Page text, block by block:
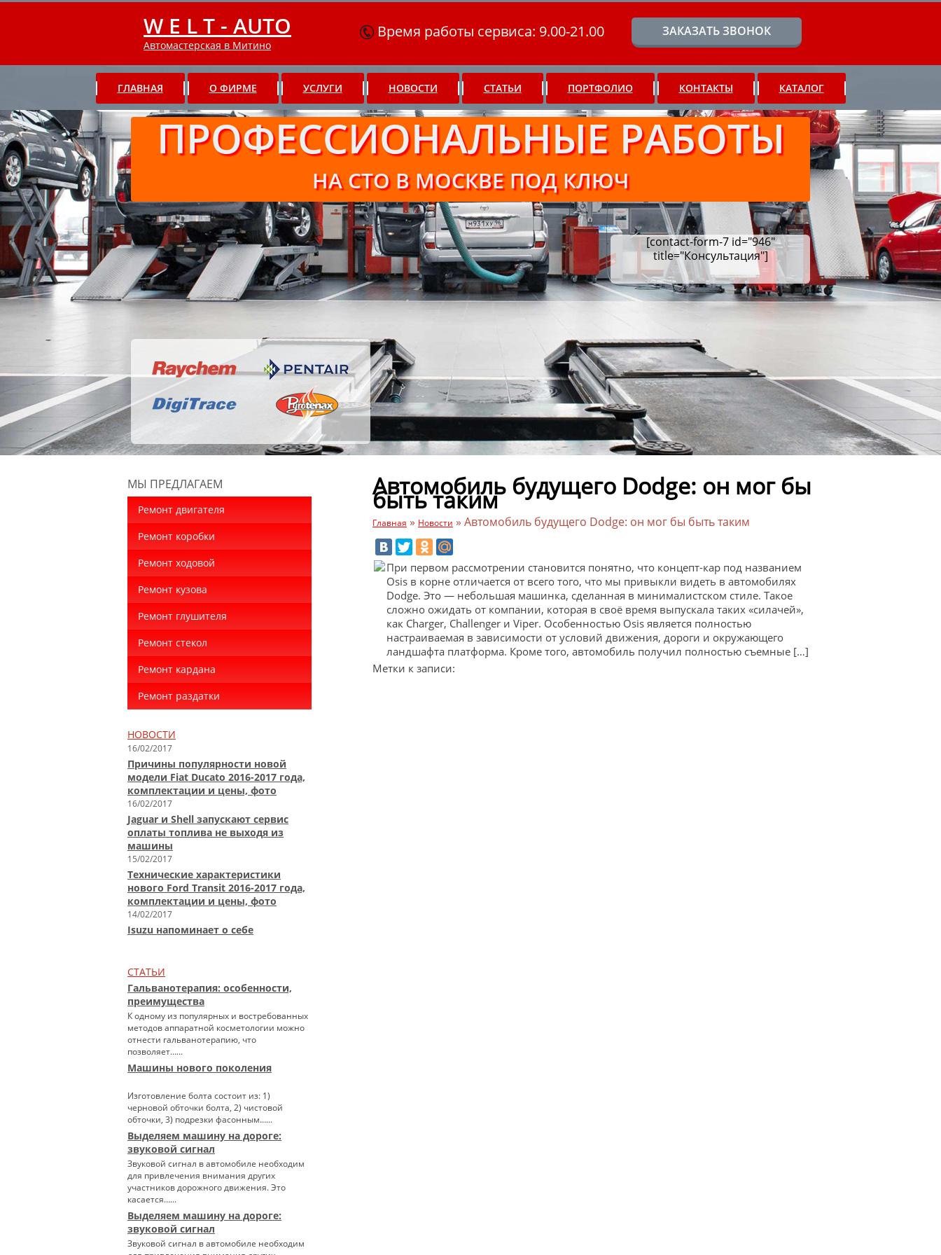
W E L T - AUTO
Автомастерская в Митино
Время работы сервиса: 9.00-21.00 ЗАКАЗАТЬ ЗВОНОК
ГЛАВНАЯ О ФИРМЕ УСЛУГИ НОВОСТИ СТАТЬИ ПОРТФОЛИО КОНТАКТЫ КАТАЛОГ
ПРОФЕССИОНАЛЬНЫЕ РАБОТЫ
НА СТО В МОСКВЕ ПОД КЛЮЧ
[contact-form-7 id="946"
title="Консультация"]
МЫ ПРЕДЛАГАЕМ
Ремонт двигателя
Ремонт коробки
Ремонт ходовой
Ремонт кузова
Ремонт глушителя
Ремонт стекол
Ремонт кардана
Ремонт раздатки
НОВОСТИ
16/02/2017
Причины популярности новой
модели Fiat Ducato 2016-2017 года,
комплектации и цены, фото
16/02/2017
Jaguar и Shell запускают сервис
оплаты топлива не выходя из
машины
15/02/2017
Технические характеристики
нового Ford Transit 2016-2017 года,
комплектации и цены, фото
14/02/2017
Isuzu напоминает о себе
СТАТЬИ
Гальванотерапия: особенности,
преимущества
К одному из популярных и востребованных
методов аппаратной косметологии можно
отнести гальванотерапию, что
позволяет…...
Машины нового поколения
Изготовление болта состоит из: 1)
черновой обточки болта, 2) чистовой
обточки, 3) подрезки фасонным…...
Выделяем машину на дороге:
звуковой сигнал
Звуковой сигнал в автомобиле необходим
для привлечения внимания других
участников дорожного движения. Это
касается…...
Выделяем машину на дороге:
звуковой сигнал
Звуковой сигнал в автомобиле необходим
Автомобиль будущего Dodge: он мог бы
быть таким
Главная » Новости » Автомобиль будущего Dodge: он мог бы быть таким
При первом рассмотрении становится понятно, что концепт-кар под названием
Osis в корне отличается от всего того, что мы привыкли видеть в автомобилях
Dodge. Это — небольшая машинка, сделанная в минималистском стиле. Такое
сложно ожидать от компании, которая в своё время выпускала таких «силачей»,
как Charger, Challenger и Viper. Особенностью Osis является полностью
настраиваемая в зависимости от условий движения, дороги и окружающего
ландшафта платформа. Кроме того, автомобиль получил полностью съемные […]
Метки к записи: